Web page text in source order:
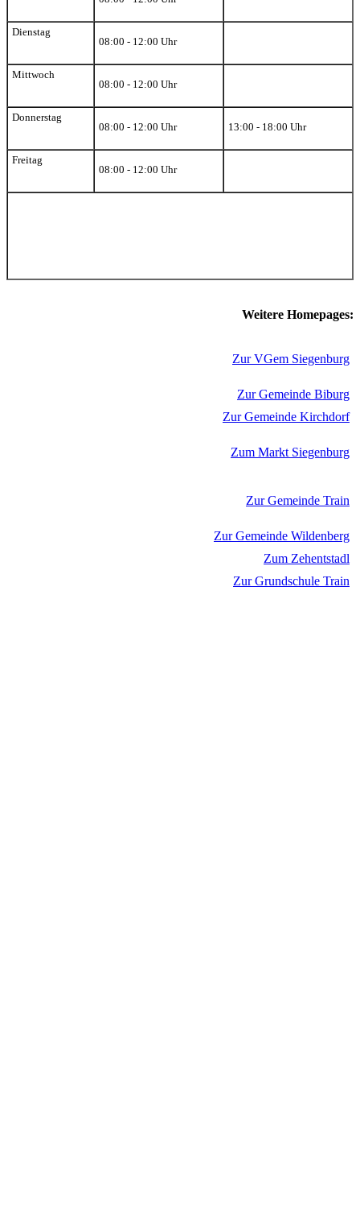
Dienstag
08:00 - 12:00 Uhr
Mittwoch
08:00 - 12:00 Uhr
Donnerstag
08:00 - 12:00 Uhr
13:00 - 18:00 Uhr
Freitag
08:00 - 12:00 Uhr
Weitere Homepages:
Zur VGem Siegenburg
Zur Gemeinde Biburg
Zur Gemeinde Kirchdorf
Zum Markt Siegenburg
Zur Gemeinde Train
Zur Gemeinde Wildenberg
Zum Zehentstadl
Zur Grundschule Train